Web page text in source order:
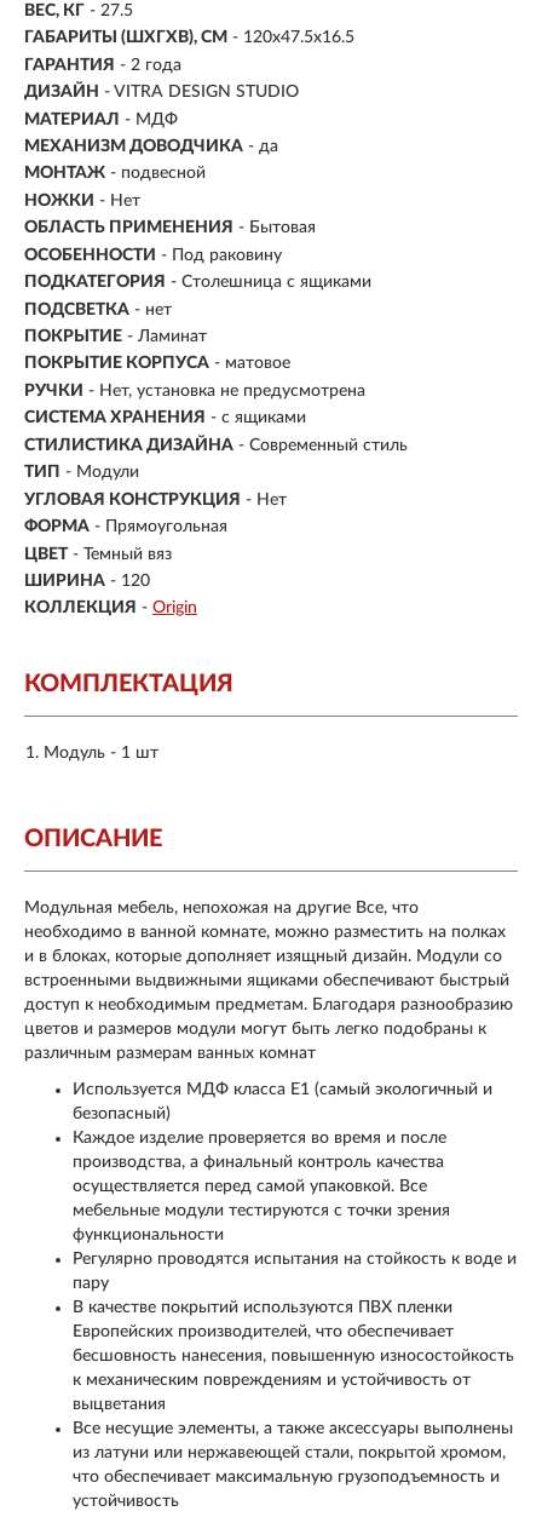
ВЕС, КГ - 27.5
ГАБАРИТЫ (ШХГХВ), СМ - 120x47.5х16.5
ГАРАНТИЯ - 2 года
ДИЗАЙН - VITRA DESIGN STUDIO
МАТЕРИАЛ - МДФ
МЕХАНИЗМ ДОВОДЧИКА - да
МОНТАЖ - подвесной
НОЖКИ - Нет
ОБЛАСТЬ ПРИМЕНЕНИЯ - Бытовая
ОСОБЕННОСТИ - Под раковину
ПОДКАТЕГОРИЯ - Столешница с ящиками
ПОДСВЕТКА - нет
ПОКРЫТИЕ - Ламинат
ПОКРЫТИЕ КОРПУСА - матовое
РУЧКИ - Нет, установка не предусмотрена
СИСТЕМА ХРАНЕНИЯ - с ящиками
СТИЛИСТИКА ДИЗАЙНА - Современный стиль
ТИП - Модули
УГЛОВАЯ КОНСТРУКЦИЯ - Нет
ФОРМА - Прямоугольная
ЦВЕТ - Темный вяз
ШИРИНА - 120
КОЛЛЕКЦИЯ - Origin
КОМПЛЕКТАЦИЯ
Модуль - 1 шт
ОПИСАНИЕ
Модульная мебель, непохожая на другие Все, что
необходимо в ванной комнате, можно разместить на полках
и в блоках, которые дополняет изящный дизайн. Модули со
встроенными выдвижными ящиками обеспечивают быстрый
доступ к необходимым предметам. Благодаря разнообразию
цветов и размеров модули могут быть легко подобраны к
различным размерам ванных комнат
Используется МДФ класса Е1 (самый экологичный и
безопасный)
Каждое изделие проверяется во время и после
производства, а финальный контроль качества
осуществляется перед самой упаковкой. Все
мебельные модули тестируются с точки зрения
функциональности
Регулярно проводятся испытания на стойкость к воде и
пару
В качестве покрытий используются ПВХ пленки
Европейских производителей, что обеспечивает
бесшовность нанесения, повышенную износостойкость
к механическим повреждениям и устойчивость от
выцветания
Все несущие элементы, а также аксессуары выполнены
из латуни или нержавеющей стали, покрытой хромом,
что обеспечивает максимальную грузоподъемность и
устойчивость